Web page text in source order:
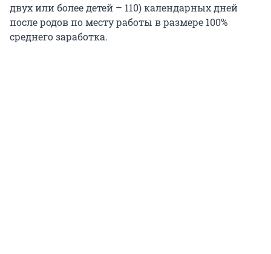
двух или более детей – 110) календарных дней
после родов по месту работы в размере 100%
среднего заработка.